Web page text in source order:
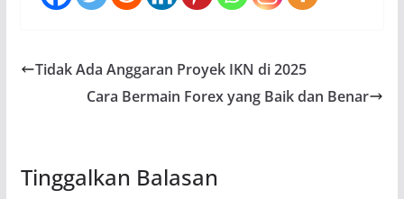
Tidak Ada Anggaran Proyek IKN di 2025
Cara Bermain Forex yang Baik dan Benar
Tinggalkan Balasan